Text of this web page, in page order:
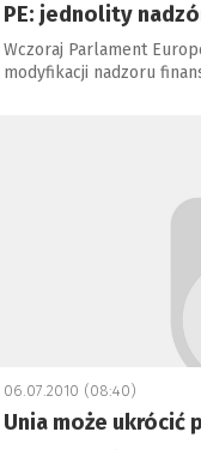
PE: jednolity
Wczoraj Parlament
modyfikacji nadzoru
06.07.2010 (08:40)
Unia może ukrócić